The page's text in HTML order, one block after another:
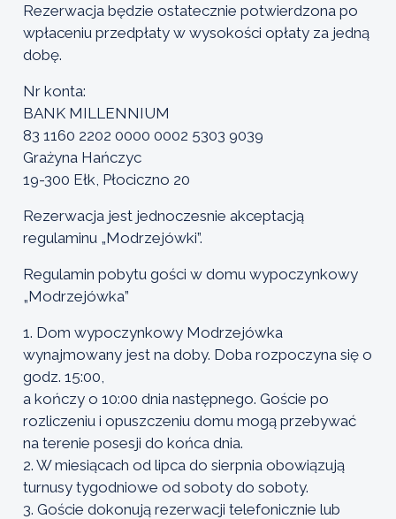
Rezerwacja będzie ostatecznie potwierdzona po
wpłaceniu przedpłaty w wysokości opłaty za jedną
dobę.
Nr konta:
BANK MILLENNIUM
83 1160 2202 0000 0002 5303 9039
Grażyna Hańczyc
19-300 Ełk, Płociczno 20
Rezerwacja jest jednoczesnie akceptacją
regulaminu „Modrzejówki”.
Regulamin pobytu gości w domu wypoczynkowy
„Modrzejówka”
1. Dom wypoczynkowy Modrzejówka
wynajmowany jest na doby. Doba rozpoczyna się o
godz. 15:00,
a kończy o 10:00 dnia następnego. Goście po
rozliczeniu i opuszczeniu domu mogą przebywać
na terenie posesji do końca dnia.
2. W miesiącach od lipca do sierpnia obowiązują
turnusy tygodniowe od soboty do soboty.
3. Goście dokonują rezerwacji telefonicznie lub